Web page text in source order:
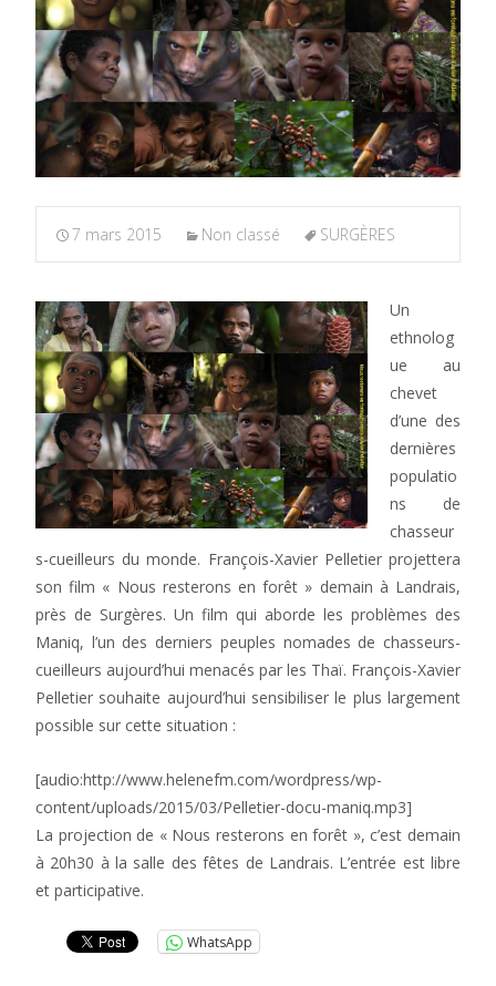
7 mars 2015 Non classé SURGÈRES
Un
ethnolog
ue au
chevet
d’une des
dernières
populatio
ns de
chasseur
s-cueilleurs du monde. François-Xavier Pelletier projettera
son film « Nous resterons en forêt » demain à Landrais,
près de Surgères. Un film qui aborde les problèmes des
Maniq, l’un des derniers peuples nomades de chasseurs-
cueilleurs aujourd’hui menacés par les Thaï. François-Xavier
Pelletier souhaite aujourd’hui sensibiliser le plus largement
possible sur cette situation :
[audio:http://www.helenefm.com/wordpress/wp-
content/uploads/2015/03/Pelletier-docu-maniq.mp3]
La projection de « Nous resterons en forêt », c’est demain
à 20h30 à la salle des fêtes de Landrais. L’entrée est libre
et participative.
WhatsApp